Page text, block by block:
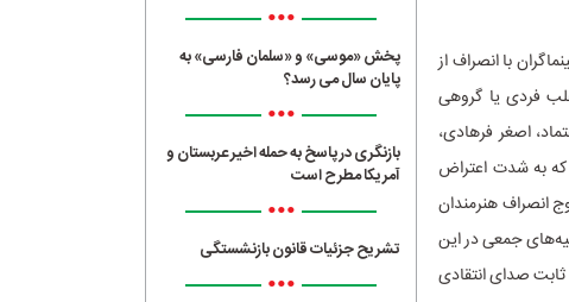
ما، بسیاری از سینماگران با انصراف از
فردی یا گروهی
(رخشان بنی‌اعتماد، اصغر فرهادی،
که به شدت اعتراض
انصراف هنرمندان
جمعی در این
صدای انتقادی
•••
پخش «موسی» و «سلمان فارسی» به
پایان سال می رسد؟
•••
بازنگری در پاسخ به حمله اخیر عربستان و
آمریکا مطرح است
•••
تشریح جزئیات قانون بازنشستگی
•••